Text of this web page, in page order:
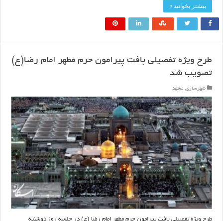
بیشتر بخوانید »
طرح ویژه تفصیلی بافت پیرامون حرم مطهر امام رضا(ع)
تصویب شد
شهرسازی, مشهد
طرح ویژه تفصیلی بافت پیرامون حرم مطهر امام رضا (ع) در جلسه روز دوشنبه